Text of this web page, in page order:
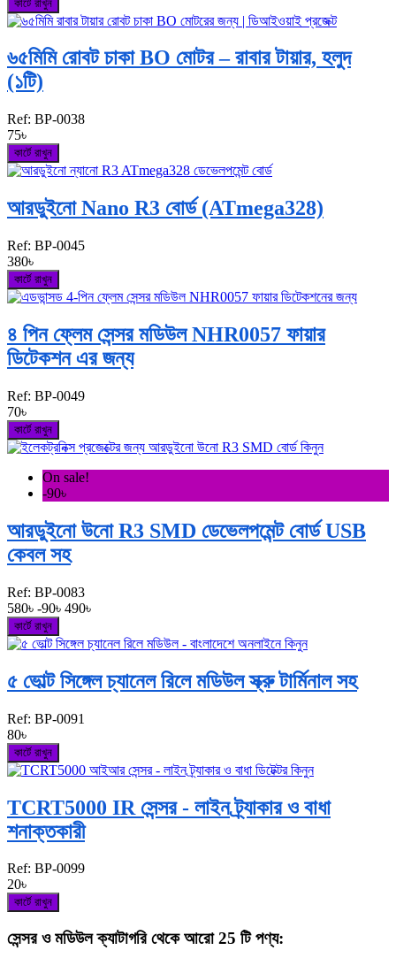
কার্টে রাখুন
৬৫মিমি রোবট চাকা BO মোটর – রাবার টায়ার, হলুদ
(১টি)
Ref: BP-0038
75৳
কার্টে রাখুন
আরডুইনো Nano R3 বোর্ড (ATmega328)
Ref: BP-0045
380৳
কার্টে রাখুন
৪ পিন ফ্লেম সেন্সর মডিউল NHR0057 ফায়ার
ডিটেকশন এর জন্য
Ref: BP-0049
70৳
কার্টে রাখুন
On sale!
-90৳
আরডুইনো উনো R3 SMD ডেভেলপমেন্ট বোর্ড USB
কেবল সহ
Ref: BP-0083
580৳ -90৳ 490৳
কার্টে রাখুন
৫ ভোল্ট সিঙ্গেল চ্যানেল রিলে মডিউল স্ক্রু টার্মিনাল সহ
Ref: BP-0091
80৳
কার্টে রাখুন
TCRT5000 IR সেন্সর - লাইন ট্র্যাকার ও বাধা
শনাক্তকারী
Ref: BP-0099
20৳
কার্টে রাখুন
সেন্সর ও মডিউল ক্যাটাগরি থেকে আরো 25 টি পণ্য: